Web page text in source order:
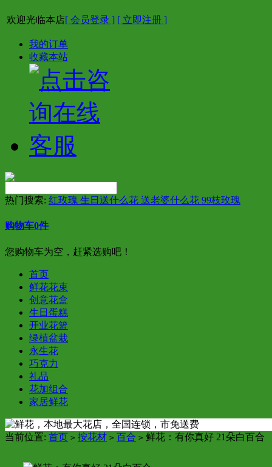
欢迎光临本店[ 会员登录 ] [ 立即注册 ]
我的订单
收藏本站
热门搜索: 红玫瑰 生日送什么花 送老婆什么花 99枝玫瑰
购物车0件
您购物车为空，赶紧选购吧！
首页
鲜花花束
创意花盒
生日蛋糕
开业花篮
绿植盆栽
永生花
巧克力
礼品
花加组合
家居鲜花
当前位置: 首页 > 按花材 > 百合 > 鲜花：有你真好 21朵白百合